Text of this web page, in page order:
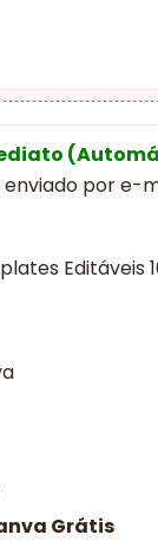
por e-
Editáveis
Grátis